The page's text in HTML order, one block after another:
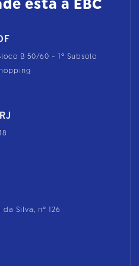
está a EBC
B 50/60 - 1º Subsolo
Silva, nº 126